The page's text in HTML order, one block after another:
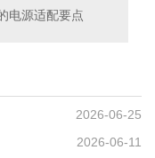
电源适配要点
2026-06-25
2026-06-11